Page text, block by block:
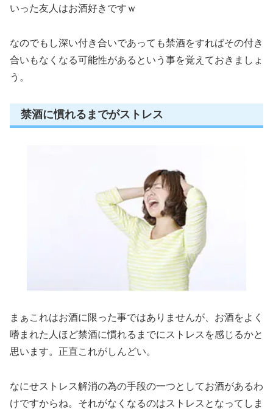
いった友人はお酒好きですｗ
なのでもし深い付き合いであっても禁酒をすればその付き
合いもなくなる可能性があるという事を覚えておきましょ
う。
禁酒に慣れるまでがストレス
まぁこれはお酒に限った事ではありませんが、お酒をよく
嗜まれた人ほど禁酒に慣れるまでにストレスを感じるかと
思います。正直これがしんどい。
なにせストレス解消の為の手段の一つとしてお酒があるわ
けですからね。それがなくなるのはストレスとなってしま